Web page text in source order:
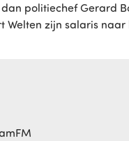
politiechef Gerard
Welten zijn salaris